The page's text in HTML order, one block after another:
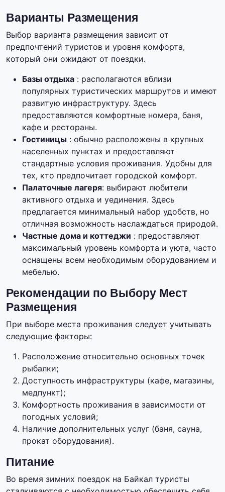
Варианты Размещения
Выбор варианта размещения зависит от
предпочтений туристов и уровня комфорта,
который они ожидают от поездки.
Базы отдыха : располагаются вблизи
популярных туристических маршрутов и имеют
развитую инфраструктуру. Здесь
предоставляются комфортные номера, баня,
кафе и рестораны.
Гостиницы : обычно расположены в крупных
населенных пунктах и предоставляют
стандартные условия проживания. Удобны для
тех, кто предпочитает городской комфорт.
Палаточные лагеря: выбирают любители
активного отдыха и уединения. Здесь
предлагается минимальный набор удобств, но
отличная возможность наслаждаться природой.
Частные дома и коттеджи : предоставляют
максимальный уровень комфорта и уюта, часто
оснащены всем необходимым оборудованием и
мебелью.
Рекомендации по Выбору Мест
Размещения
При выборе места проживания следует учитывать
следующие факторы:
Расположение относительно основных точек
рыбалки;
Доступность инфраструктуры (кафе, магазины,
медпункт);
Комфортность проживания в зависимости от
погодных условий;
Наличие дополнительных услуг (баня, сауна,
прокат оборудования).
Питание
Во время зимних поездок на Байкал туристы